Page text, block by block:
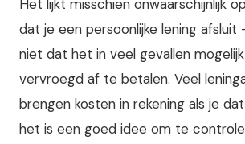
Het lijkt misschien onwaarschijnlijk
dat je een persoonlijke lening
niet dat het in veel gevallen
vervroegd af te betalen. Veel
brengen kosten in rekening als je
het is een goed idee om te